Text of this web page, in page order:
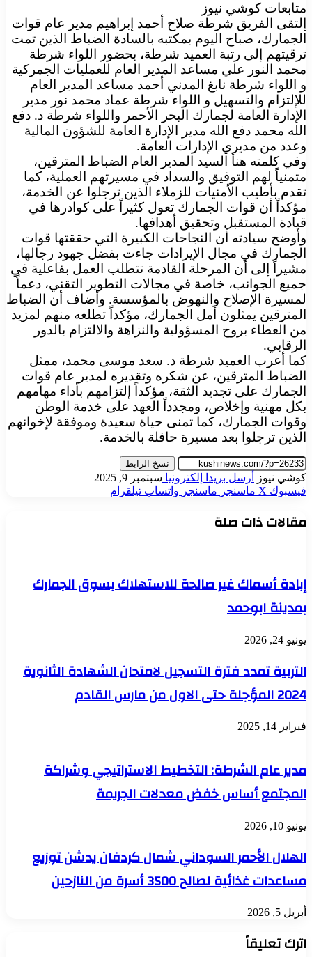
متابعات كوشي نيوز
إلتقى الفريق شرطة صلاح أحمد إبراهيم مدير عام قوات
الجمارك، صباح اليوم بمكتبه بالسادة الضباط الذين تمت
ترقيتهم إلى رتبة العميد شرطة، بحضور اللواء شرطة
محمد النور علي مساعد المدير العام للعمليات الجمركية
و اللواء شرطة نابغ المدني أحمد مساعد المدير العام
للإلتزام والتسهيل و اللواء شرطة عماد محمد نور مدير
الإدارة العامة لجمارك البحر الأحمر واللواء شرطة د. دفع
الله محمد دفع الله مدير الإدارة العامة للشؤون المالية
وعدد من مديري الإدارات العامة.
وفي كلمته هنأ السيد المدير العام الضباط المترقين،
متمنياً لهم التوفيق والسداد في مسيرتهم العملية، كما
تقدم بأطيب الأمنيات للزملاء الذين ترجلوا عن الخدمة،
مؤكداً أن قوات الجمارك تعول كثيراً على كوادرها في
قيادة المستقبل وتحقيق أهدافها.
وأوضح سيادته أن النجاحات الكبيرة التي حققتها قوات
الجمارك في مجال الإيرادات جاءت بفضل جهود رجالها،
مشيراً إلى أن المرحلة القادمة تتطلب العمل بفاعلية في
جميع الجوانب، خاصة في مجالات التطوير التقني، دعماً
لمسيرة الإصلاح والنهوض بالمؤسسة. وأضاف أن الضباط
المترقين يمثلون أمل الجمارك، مؤكداً تطلعه منهم لمزيد
من العطاء بروح المسؤولية والنزاهة والالتزام بالدور
الرقابي.
كما أعرب العميد شرطة د. سعد موسى محمد، ممثل
الضباط المترقين، عن شكره وتقديره لمدير عام قوات
الجمارك على تجديد الثقة، مؤكداً إلتزامهم بأداء مهامهم
بكل مهنية وإخلاص، ومجدداً العهد على خدمة الوطن
وقوات الجمارك، كما تمنى حياة سعيدة وموفقة لإخوانهم
الذين ترجلوا بعد مسيرة حافلة بالخدمة.
نسخ الرابط
كوشي نيوز أرسل بريدا إلكترونيا سبتمبر 9, 2025
فيسبوك ‫X ماسنجر ماسنجر واتساب تيلقرام
مقالات ذات صلة
إبادة أسماك غير صالحة للاستهلاك بسوق الجمارك
بمدينة ابوحمد
يونيو 24, 2026
التربية تمدد فترة التسجيل لامتحان الشهادة الثانوية
2024 المؤجلة حتى الاول من مارس القادم
فبراير 14, 2025
مدير عام الشرطة: التخطيط الاستراتيجي وشراكة
المجتمع أساس خفض معدلات الجريمة
يونيو 10, 2026
الهلال الأحمر السوداني شمال كردفان يدشن توزيع
مساعدات غذائية لصالح 3500 أسرة من النازحين
أبريل 5, 2026
اترك تعليقاً